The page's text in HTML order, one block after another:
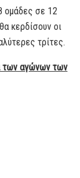
ομάδες σε 12
κερδίσουν οι
τρίτες.
των αγώνων των